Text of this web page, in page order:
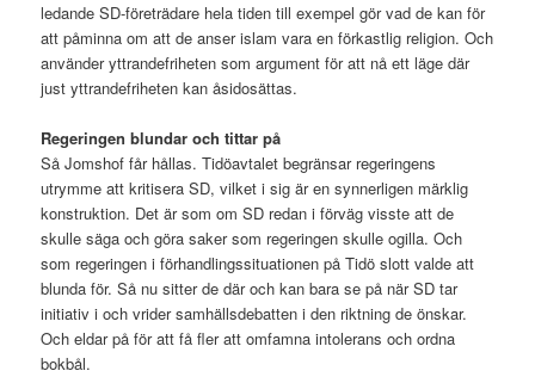
ledande SD-företrädare hela tiden till exempel gör vad de kan för
att påminna om att de anser islam vara en förkastlig religion. Och
använder yttrandefriheten som argument för att nå ett läge där
just yttrandefriheten kan åsidosättas.
Regeringen blundar och tittar på
Så Jomshof får hållas. Tidöavtalet begränsar regeringens
utrymme att kritisera SD, vilket i sig är en synnerligen märklig
konstruktion. Det är som om SD redan i förväg visste att de
skulle säga och göra saker som regeringen skulle ogilla. Och
som regeringen i förhandlingssituationen på Tidö slott valde att
blunda för. Så nu sitter de där och kan bara se på när SD tar
initiativ i och vrider samhällsdebatten i den riktning de önskar.
Och eldar på för att få fler att omfamna intolerans och ordna
bokbål.